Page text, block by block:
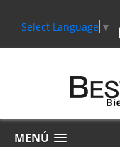
Select Language ▼
MENÚ